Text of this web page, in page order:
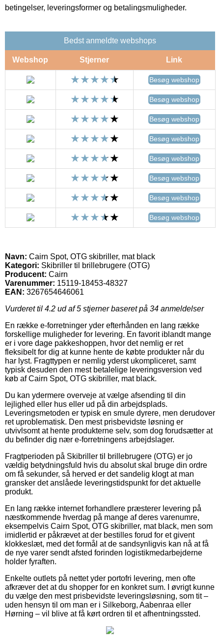
betingelser, leveringsformer og betalingsmuligheder.
Bedst anmeldte webshops
Webshop Stjerner Link
Besøg webshop
Besøg webshop
Besøg webshop
Besøg webshop
Besøg webshop
Besøg webshop
Besøg webshop
Besøg webshop
Navn: Cairn Spot, OTG skibriller, mat black
Kategori: Skibriller til brillebrugere (OTG)
Producent: Cairn
Varenummer: 15119-18453-48327
EAN: 3267654646061
Vurderet til 4.2 ud af 5 stjerner baseret på 34 anmeldelser
En række e-forretninger yder efterhånden en lang række
forskellige muligheder for levering. En favorit iblandt mange
er i vore dage pakkeshoppen, hvor det nemlig er ret
fleksibelt for dig at kunne hente de købte produkter når du
har lyst. Fragttypen er nemlig yderst ukompliceret, samt
typisk desuden den mest betalelige leveringsversion ved
køb af Cairn Spot, OTG skibriller, mat black.
Du kan ydermere overveje at vælge afsending til din
lejlighed eller hus eller ud på din arbejdsplads.
Leveringsmetoden er typisk en smule dyrere, men derudover
ret uproblematisk. Den mest prisbevidste løsning er
utvivlsomt at hente produkterne selv, som dog forudsætter at
du befinder dig nær e-forretningens arbejdslager.
Fragtperioden på Skibriller til brillebrugere (OTG) er jo
vældig betydningsfuld hvis du absolut skal bruge din ordre
om få sekunder, så herved er det sandelig klogt at man
gransker det anslåede leveringstidspunkt for det aktuelle
produkt.
En lang række internet forhandlere præsterer levering på
næstkommende hverdag på mange af deres varenumre,
eksempelvis Cairn Spot, OTG skibriller, mat black, men som
imidlertid er påkrævet at der bestilles forud for et givent
klokkeslæt, med det formål at de sandsynligvis kan nå at få
de nye varer sendt afsted forinden logistikmedarbejderne
holder fyraften.
Enkelte outlets på nettet yder portofri levering, men ofte
afkræver det at du shopper for en konkret sum. I øvrigt kunne
du vælge den mest prisbevidste leveringsløsning, som tit –
uden hensyn til om man er i Silkeborg, Aabenraa eller
Hørning – vil blive at få kørt ordren til et afhentningssted.